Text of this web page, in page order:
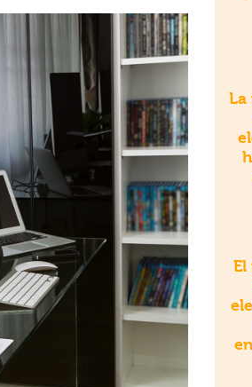
La